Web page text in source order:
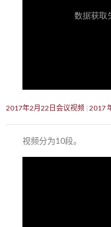
2017年2月22日会议视频 2017
视频分为10段。